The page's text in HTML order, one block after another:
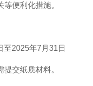
便利化措施。
至2025年7月31日
交纸质材料。